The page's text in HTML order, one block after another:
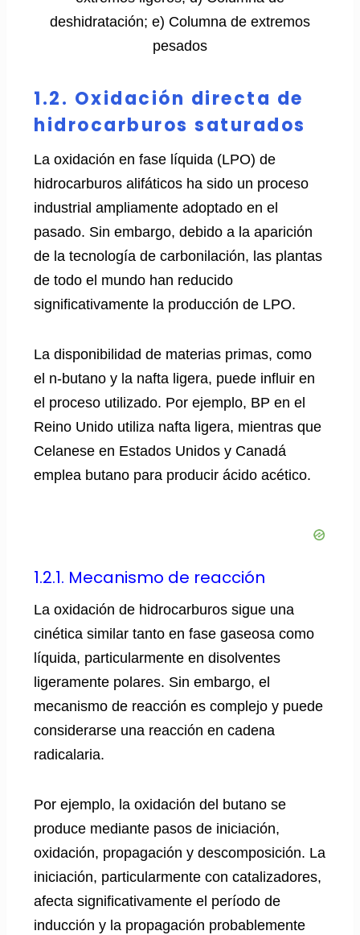
deshidratación; e) Columna de extremos
pesados
1.2. Oxidación directa de
hidrocarburos saturados
La oxidación en fase líquida (LPO) de
hidrocarburos alifáticos ha sido un proceso
industrial ampliamente adoptado en el
pasado. Sin embargo, debido a la aparición
de la tecnología de carbonilación, las plantas
de todo el mundo han reducido
significativamente la producción de LPO.
La disponibilidad de materias primas, como
el n-butano y la nafta ligera, puede influir en
el proceso utilizado. Por ejemplo, BP en el
Reino Unido utiliza nafta ligera, mientras que
Celanese en Estados Unidos y Canadá
emplea butano para producir ácido acético.
1.2.1. Mecanismo de reacción
La oxidación de hidrocarburos sigue una
cinética similar tanto en fase gaseosa como
líquida, particularmente en disolventes
ligeramente polares. Sin embargo, el
mecanismo de reacción es complejo y puede
considerarse una reacción en cadena
radicalaria.
Por ejemplo, la oxidación del butano se
produce mediante pasos de iniciación,
oxidación, propagación y descomposición. La
iniciación, particularmente con catalizadores,
afecta significativamente el período de
inducción y la propagación probablemente